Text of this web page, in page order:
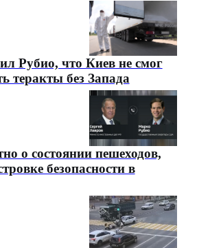
Рубио, что Киев не смог
теракты без Запада
о состоянии пешеходов,
безопасности в